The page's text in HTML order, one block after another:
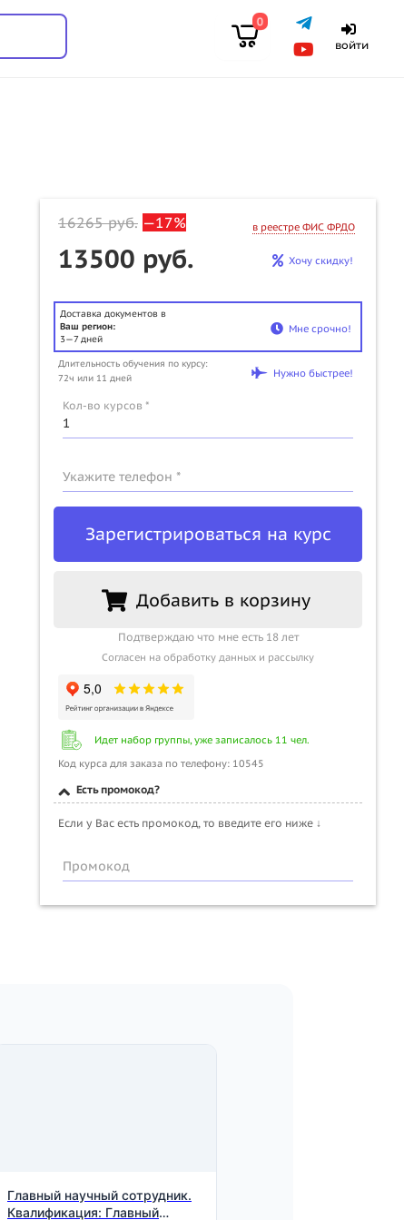
0
войти
16265руб. —17% в реестре ФИС ФРДО
13500 руб. Хочу скидку!
Доставка документов в
Ваш регион:
3—7 дней
Мне срочно!
Длительность обучения по курсу:
72ч или 11 дней
Нужно быстрее!
Кол-во курсов *
Укажите телефон *
Зарегистрироваться на курс
Добавить в корзину
Подтверждаю что мне есть 18 лет
Согласен на обработку данных и рассылку
Идет набор группы, уже записалось 11 чел.
Код курса для заказа по телефону: 10545
Есть промокод?
Если у Вас есть промокод, то введите его ниже ↓
Промокод
Главный научный сотрудник.
Квалификация: Главный